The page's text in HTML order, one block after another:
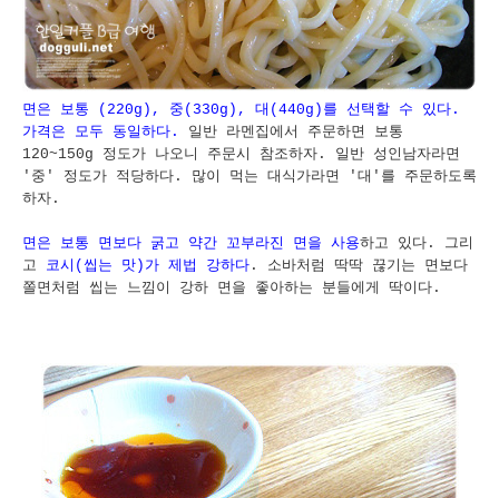
면은 보통 (220g), 중(330g), 대(440g)를 선택할 수 있다.
가격은 모두 동일하다. 일반 라멘집에서 주문하면 보통
120~150g 정도가 나오니 주문시 참조하자. 일반 성인남자라면
'중' 정도가 적당하다. 많이 먹는 대식가라면 '대'를 주문하도록
하자.
면은 보통 면보다 굵고 약간 꼬부라진 면을 사용하고 있다. 그리
고 코시(씹는 맛)가 제법 강하다 . 소바처럼 딱딱 끊기는 면보다
쫄면처럼 씹는 느낌이 강하 면을 좋아하는 분들에게 딱이다.